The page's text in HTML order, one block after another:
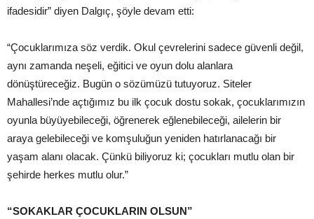
ifadesidir” diyen Dalgıç, şöyle devam etti:
“Çocuklarımıza söz verdik. Okul çevrelerini sadece güvenli değil,
aynı zamanda neşeli, eğitici ve oyun dolu alanlara
dönüştüreceğiz. Bugün o sözümüzü tutuyoruz. Siteler
Mahallesi’nde açtığımız bu ilk çocuk dostu sokak, çocuklarımızın
oyunla büyüyebileceği, öğrenerek eğlenebileceği, ailelerin bir
araya gelebileceği ve komşuluğun yeniden hatırlanacağı bir
yaşam alanı olacak. Çünkü biliyoruz ki; çocukları mutlu olan bir
şehirde herkes mutlu olur.”
“SOKAKLAR ÇOCUKLARIN OLSUN”